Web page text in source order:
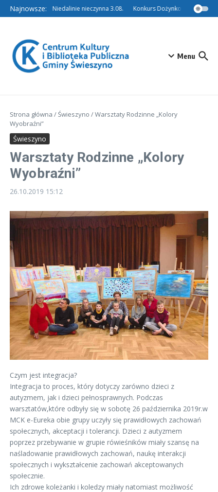
Przejdź do treści
Najnowsze:Filia w Niedalinie nieczynna 3.08. Konkurs Dożynkowy –
Menu
Strona główna /Świeszyno /Warsztaty Rodzinne „Kolory
Wyobraźni”
Świeszyno
Warsztaty Rodzinne „Kolory
Wyobraźni”
26.10.2019 15:12
Czym jest integracja?
Integracja to proces, który dotyczy zarówno dzieci z
autyzmem, jak i dzieci pełnosprawnych. Podczas
warsztatów,które odbyły się w sobotę 26 października 2019r.w
MCK e-Eureka obie grupy uczyły się prawidłowych zachowań
społecznych, akceptacji i tolerancji. Dzieci z autyzmem
poprzez przebywanie w grupie rówieśników miały szansę na
naśladowanie prawidłowych zachowań, naukę interakcji
społecznych i wykształcenie zachowań akceptowanych
społecznie.
Ich zdrowe koleżanki i koledzy miały natomiast możliwość